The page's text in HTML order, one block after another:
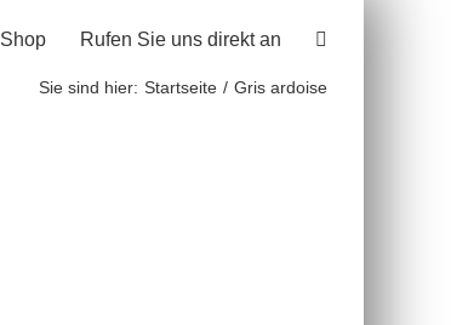
Shop Rufen Sie uns direkt an
Sie sind hier: Startseite Gris ardoise